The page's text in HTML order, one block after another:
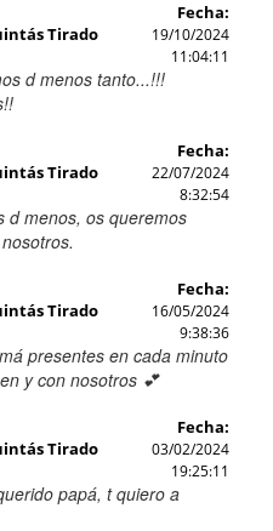
Tirado
Fecha:
19/10/2024
11:04:11
d menos tanto...!!!
Tirado
Fecha:
22/07/2024
8:32:54
d menos, os queremos
Tirado
Fecha:
16/05/2024
9:38:36
presentes en cada minuto
y con nosotros 💕
Tirado
Fecha:
03/02/2024
19:25:11
papá, t quiero a